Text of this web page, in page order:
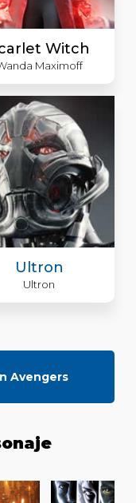
Witch
Maximoff
Ultron
Ultron
Avengers